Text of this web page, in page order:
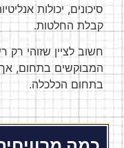
סיכונים, יכולות
קבלת החלטות.
חשוב לציין שזוהי
המבוקשים בתחום, אך
בתחום הכלכלה.